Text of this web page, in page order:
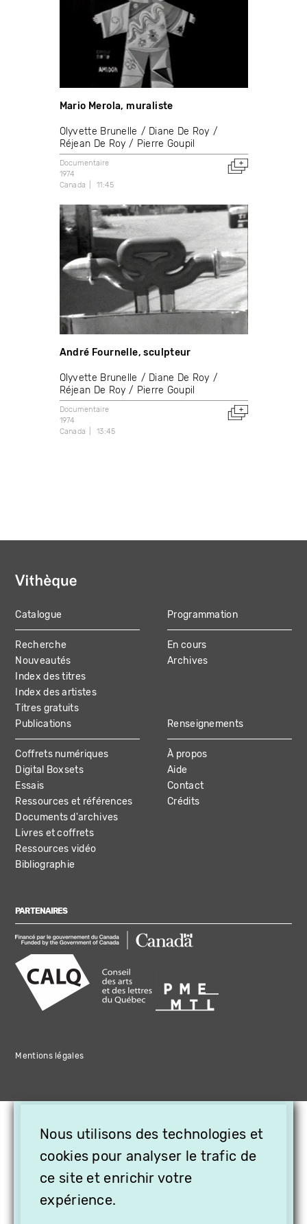
Mario Merola, muraliste
Olyvette Brunelle
Diane De Roy
Réjean De Roy
Pierre Goupil
Documentaire
1974
Canada
11:45
André Fournelle, sculpteur
Olyvette Brunelle
Diane De Roy
Réjean De Roy
Pierre Goupil
Documentaire
1974
Canada
13:45
MAIN
NAVIGATION
Catalogue
Recherche
Nouveautés
Index des titres
Index des artistes
Titres gratuits
Programmation
En cours
Archives
Publications
Coffrets numériques
Digital Boxsets
Essais
Ressources et références
Documents d'archives
Livres et coffrets
Ressources vidéo
Bibliographie
Renseignements
À propos
Aide
Contact
Crédits
PARTENAIRES
Mentions légales
Nous utilisons des technologies et
cookies pour analyser le trafic de
ce site et enrichir votre
expérience.
OFFREZ LA VIDÉO EN
CADEAU, ABONNEZ VOS
PROCHES À VITHÈQUE !